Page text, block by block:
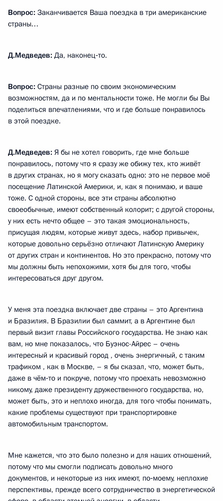
Вопрос: Заканчивается Ваша поездка в три американские
страны…
Д.Медведев: Да, наконец‑то.
Вопрос: Страны разные по своим экономическим
возможностям, да и по ментальности тоже. Не могли бы Вы
поделиться впечатлениями, что и где больше понравилось
в этой поездке.
Д.Медведев: Я бы не хотел говорить, где мне больше
понравилось, потому что я сразу же обижу тех, кто живёт
в других странах, но я могу сказать одно: это не первое моё
посещение Латинской Америки, и, как я понимаю, и ваше
тоже. С одной стороны, все эти страны абсолютно
своеобычные, имеют собственный колорит; с другой стороны,
у них есть нечто общее – это такая эмоциональность,
присущая людям, которые живут здесь, набор привычек,
которые довольно серьёзно отличают Латинскую Америку
от других стран и континентов. Но это прекрасно, потому что
мы должны быть непохожими, хотя бы для того, чтобы
интересоваться друг другом.
У меня эта поездка включает две страны – это Аргентина
и Бразилия. В Бразилии был саммит, а в Аргентине был
первый визит главы Российского государства. Не знаю как
вам, но мне показалось, что Буэнос-Айрес – очень
интересный и красивый город , очень энергичный, с таким
трафиком , как в Москве, – я бы сказал, что, может быть,
даже в чём‑то и покруче, потому что проехать невозможно
никому, даже президенту дружественного государства, но,
может быть, это и неплохо иногда, для того чтобы понимать,
какие проблемы существуют при транспортировке
автомобильным транспортом.
Мне кажется, что это было полезно и для наших отношений,
потому что мы смогли подписать довольно много
документов, и некоторые из них имеют, по‑моему, неплохие
перспективы, прежде всего сотрудничество в энергетической